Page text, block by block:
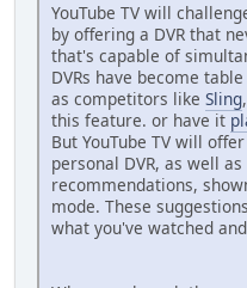
YouTube TV will
by offering a DVR that
that's capable of
DVRs have become
as competitors like Sling
this feature. or have it
But YouTube TV will
personal DVR, as well
recommendations,
mode. These
what you've watched